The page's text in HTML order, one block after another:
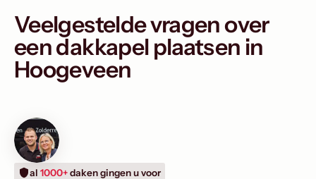
Veelgestelde vragen over
een dakkapel plaatsen in
Hoogeveen
al 1000+daken gingen u voor